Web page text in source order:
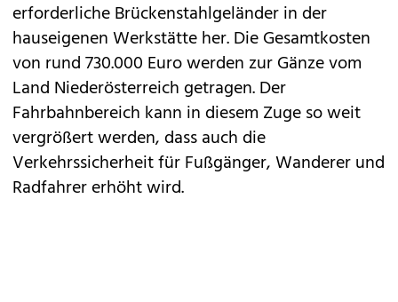
erforderliche Brückenstahlgeländer in der
hauseigenen Werkstätte her. Die Gesamtkosten
von rund 730.000 Euro werden zur Gänze vom
Land Niederösterreich getragen. Der
Fahrbahnbereich kann in diesem Zuge so weit
vergrößert werden, dass auch die
Verkehrssicherheit für Fußgänger, Wanderer und
Radfahrer erhöht wird.